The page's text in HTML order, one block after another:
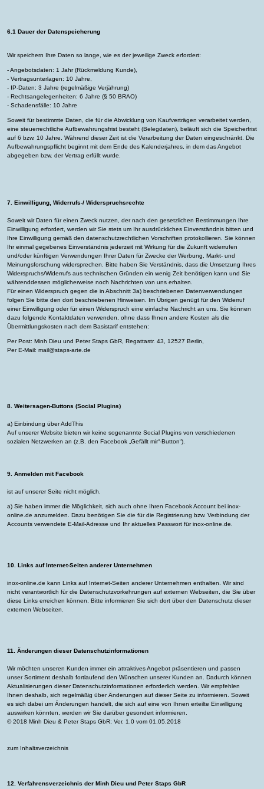
6.1 Dauer der Datenspeicherung
Wir speichern Ihre Daten so lange, wie es der jeweilige Zweck erfordert:
- Angebotsdaten: 1 Jahr (Rückmeldung Kunde),
- Vertragsunterlagen: 10 Jahre,
- IP-Daten: 3 Jahre (regelmäßige Verjährung)
- Rechtsangelegenheiten: 6 Jahre (§ 50 BRAO)
- Schadensfälle: 10 Jahre
Soweit für bestimmte Daten, die für die Abwicklung von Kaufverträgen verarbeitet werden,
eine steuerrechtliche Aufbewahrungsfrist besteht (Belegdaten), beläuft sich die Speicherfrist
auf 6 bzw. 10 Jahre. Während dieser Zeit ist die Verarbeitung der Daten eingeschränkt. Die
Aufbewahrungspflicht beginnt mit dem Ende des Kalenderjahres, in dem das Angebot
abgegeben bzw. der Vertrag erfüllt wurde.
7. Einwilligung, Widerrufs-/ Widerspruchsrechte
Soweit wir Daten für einen Zweck nutzen, der nach den gesetzlichen Bestimmungen Ihre
Einwilligung erfordert, werden wir Sie stets um Ihr ausdrückliches Einverständnis bitten und
Ihre Einwilligung gemäß den datenschutzrechtlichen Vorschriften protokollieren. Sie können
Ihr einmal gegebenes Einverständnis jederzeit mit Wirkung für die Zukunft widerrufen
und/oder künftigen Verwendungen Ihrer Daten für Zwecke der Werbung, Markt- und
Meinungsforschung widersprechen. Bitte haben Sie Verständnis, dass die Umsetzung Ihres
Widerspruchs/Widerrufs aus technischen Gründen ein wenig Zeit benötigen kann und Sie
währenddessen möglicherweise noch Nachrichten von uns erhalten.
Für einen Widerspruch gegen die in Abschnitt 3a) beschriebenen Datenverwendungen
folgen Sie bitte den dort beschriebenen Hinweisen. Im Übrigen genügt für den Widerruf
einer Einwilligung oder für einen Widerspruch eine einfache Nachricht an uns. Sie können
dazu folgende Kontaktdaten verwenden, ohne dass Ihnen andere Kosten als die
Übermittlungskosten nach dem Basistarif entstehen:
Per Post: Minh Dieu und Peter Staps GbR, Regattastr. 43, 12527 Berlin,
Per E-Mail: mail@staps-arte.de
8. Weitersagen-Buttons (Social Plugins)
a) Einbindung über AddThis
Auf unserer Website bieten wir keine sogenannte Social Plugins von verschiedenen
sozialen Netzwerken an (z.B. den Facebook „Gefällt mir“-Button“).
9. Anmelden mit Facebook
ist auf unserer Seite nicht möglich.
a) Sie haben immer die Möglichkeit, sich auch ohne Ihren Facebook Account bei inox-
online.de anzumelden. Dazu benötigen Sie die für die Registrierung bzw. Verbindung der
Accounts verwendete E-Mail-Adresse und Ihr aktuelles Passwort für inox-online.de.
10. Links auf Internet-Seiten anderer Unternehmen
inox-online.de kann Links auf Internet-Seiten anderer Unternehmen enthalten. Wir sind
nicht verantwortlich für die Datenschutzvorkehrungen auf externen Webseiten, die Sie über
diese Links erreichen können. Bitte informieren Sie sich dort über den Datenschutz dieser
externen Webseiten.
11. Änderungen dieser Datenschutzinformationen
Wir möchten unseren Kunden immer ein attraktives Angebot präsentieren und passen
unser Sortiment deshalb fortlaufend den Wünschen unserer Kunden an. Dadurch können
Aktualisierungen dieser Datenschutzinformationen erforderlich werden. Wir empfehlen
Ihnen deshalb, sich regelmäßig über Änderungen auf dieser Seite zu informieren. Soweit
es sich dabei um Änderungen handelt, die sich auf eine von Ihnen erteilte Einwilligung
auswirken könnten, werden wir Sie darüber gesondert informieren.
© 2018 Minh Dieu & Peter Staps GbR; Ver. 1.0 vom 01.05.2018
zum Inhaltsverzeichnis
12. Verfahrensverzeichnis der Minh Dieu und Peter Staps GbR